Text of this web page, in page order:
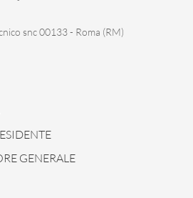
snc 00133 - Roma (RM)
GENERALE